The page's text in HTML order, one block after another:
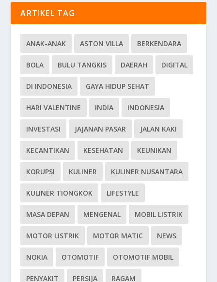
ARTIKEL TAG
ANAK-ANAK ASTON VILLA BERKENDARA
BOLA BULU TANGKIS DAERAH DIGITAL
DI INDONESIA GAYA HIDUP SEHAT
HARI VALENTINE INDIA INDONESIA
INVESTASI JAJANAN PASAR JALAN KAKI
KECANTIKAN KESEHATAN KEUNIKAN
KORUPSI KULINER KULINER NUSANTARA
KULINER TIONGKOK LIFESTYLE
MASA DEPAN MENGENAL MOBIL LISTRIK
MOTOR LISTRIK MOTOR MATIC NEWS
NOKIA OTOMOTIF OTOMOTIF MOBIL
PENYAKIT PERSIJA RAGAM